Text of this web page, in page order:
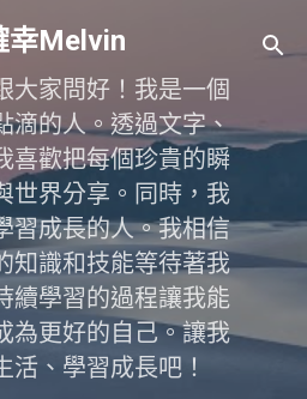
到主要內容
幸Melvin
大家問好！我是一個
滴的人。透過文字、
喜歡把每個珍貴的瞬
世界分享。同時，我
習成長的人。我相信
知識和技能等待著我
續學習的過程讓我能
為更好的自己。讓我
活、學習成長吧！